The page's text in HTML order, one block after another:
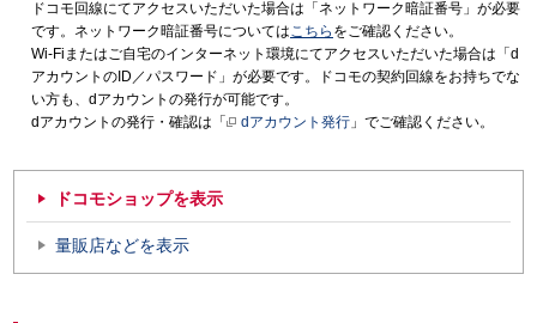
ドコモ回線にてアクセスいただいた場合は「ネットワーク暗証番号」が必要
です。ネットワーク暗証番号についてはこちら をご確認ください。
Wi-Fiまたはご自宅のインターネット環境にてアクセスいただいた場合は「d
アカウントのID／パスワード」が必要です。ドコモの契約回線をお持ちでな
い方も、dアカウントの発行が可能です。
dアカウントの発行・確認は「
dアカウント発行 」でご確認ください。
ドコモショップを表示
量販店などを表示